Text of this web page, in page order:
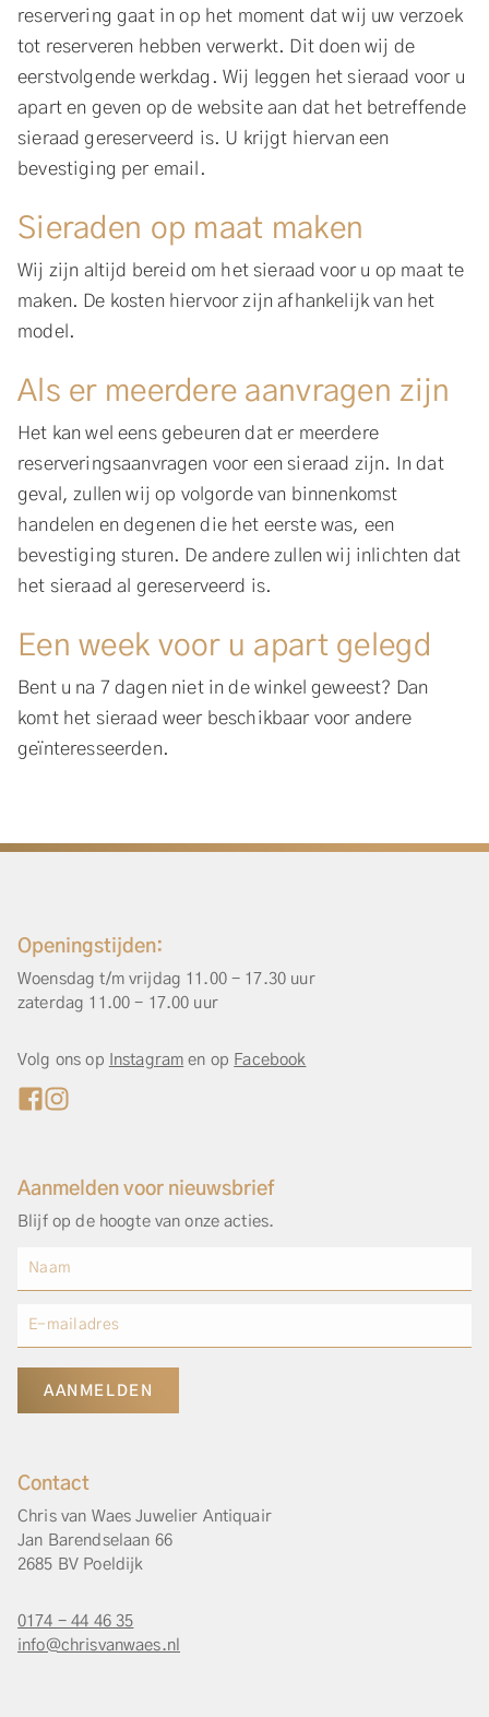
reservering gaat in op het moment dat wij uw verzoek
tot reserveren hebben verwerkt. Dit doen wij de
eerstvolgende werkdag. Wij leggen het sieraad voor u
apart en geven op de website aan dat het betreffende
sieraad gereserveerd is. U krijgt hiervan een
bevestiging per email.
Sieraden op maat maken
Wij zijn altijd bereid om het sieraad voor u op maat te
maken. De kosten hiervoor zijn afhankelijk van het
model.
Als er meerdere aanvragen zijn
Het kan wel eens gebeuren dat er meerdere
reserveringsaanvragen voor een sieraad zijn. In dat
geval, zullen wij op volgorde van binnenkomst
handelen en degenen die het eerste was, een
bevestiging sturen. De andere zullen wij inlichten dat
het sieraad al gereserveerd is.
Een week voor u apart gelegd
Bent u na 7 dagen niet in de winkel geweest? Dan
komt het sieraad weer beschikbaar voor andere
geïnteresseerden.
Openingstijden:
Woensdag t/m vrijdag 11.00 - 17.30 uur
zaterdag 11.00 - 17.00 uur
Volg ons op Instagram en op Facebook
Aanmelden voor nieuwsbrief
Blijf op de hoogte van onze acties.
AANMELDEN
Contact
Chris van Waes Juwelier Antiquair
Jan Barendselaan 66
2685 BV Poeldijk
0174 - 44 46 35
info@chrisvanwaes.nl